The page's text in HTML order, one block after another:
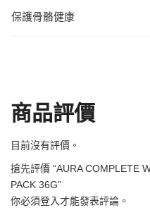
保護骨骼健康
商品評價
目前沒有評價。
搶先評價 “AURA COMPLETE
PACK 36G”
你必須登入才能發表評論。